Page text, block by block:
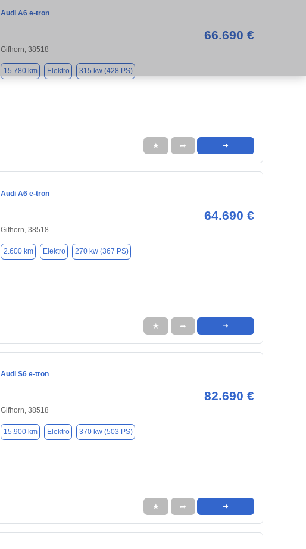
Audi A6 e-tron
66.690 €
Gifhorn, 38518
15.780 km Elektro 315 kw (428 PS)
★ ➦ ➜
Audi A6 e-tron
64.690 €
Gifhorn, 38518
2.600 km Elektro 270 kw (367 PS)
★ ➦ ➜
Audi S6 e-tron
82.690 €
Gifhorn, 38518
15.900 km Elektro 370 kw (503 PS)
★ ➦ ➜